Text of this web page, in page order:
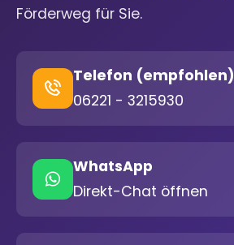
Förderweg für Sie.
Telefon (empfohlen)
06221 - 3215930
WhatsApp
Direkt-Chat öffnen